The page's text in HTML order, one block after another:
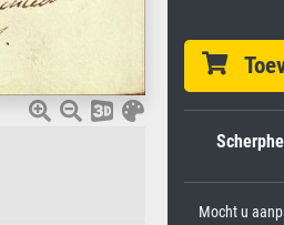
Mocht u